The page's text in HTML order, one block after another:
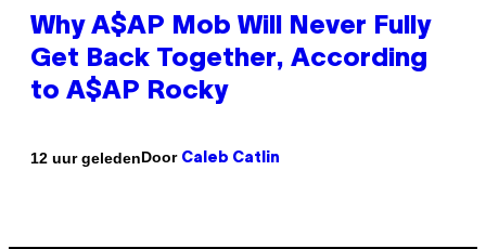
Why A$AP Mob Will Never Fully
Get Back Together, According
to A$AP Rocky
12 uur geledenDoor Caleb Catlin